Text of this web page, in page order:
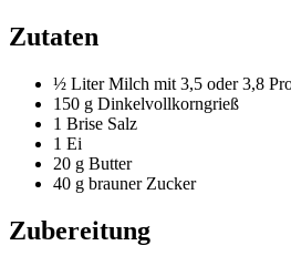
Zutaten
½ Liter Milch mit 3,5 oder 3,8
150 g Dinkelvollkorngrieß
1 Brise Salz
1 Ei
20 g Butter
40 g brauner Zucker
Zubereitung